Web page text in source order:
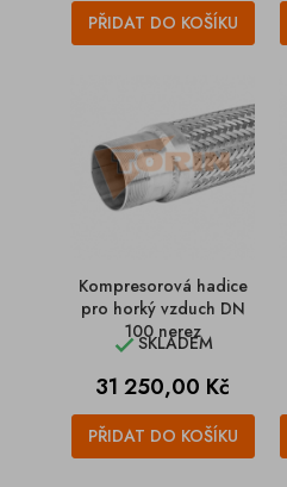
PŘIDAT DO KOŠÍKU
Kompresorová hadice
pro horký vzduch DN
100 nerez
SKLADEM
Cena
31 250,00 Kč
PŘIDAT DO KOŠÍKU